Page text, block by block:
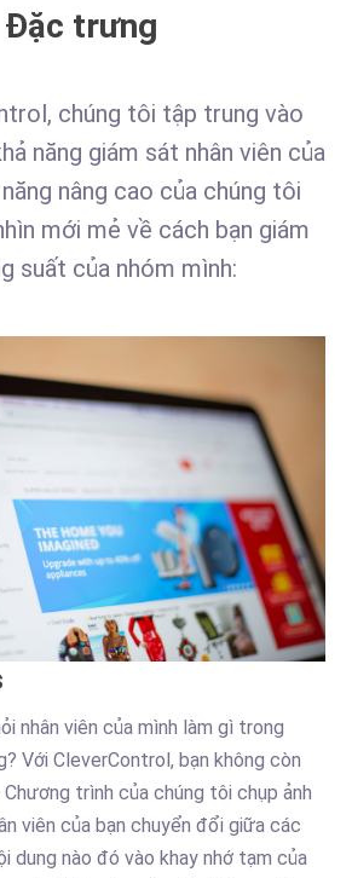
Đặc trưng
chúng tôi tập trung vào
năng giám sát nhân viên của
nâng cao của chúng tôi
mới mẻ về cách bạn giám
suất của nhóm mình:
nhân viên của mình làm gì trong
Với CleverControl, bạn không còn
Chương trình của chúng tôi chụp ảnh
viên của bạn chuyển đổi giữa các
dung nào đó vào khay nhớ tạm của